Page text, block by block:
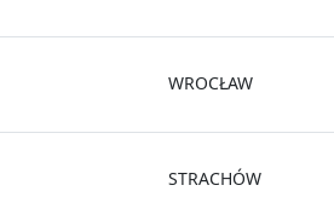
WROCŁAW
STRACHÓW